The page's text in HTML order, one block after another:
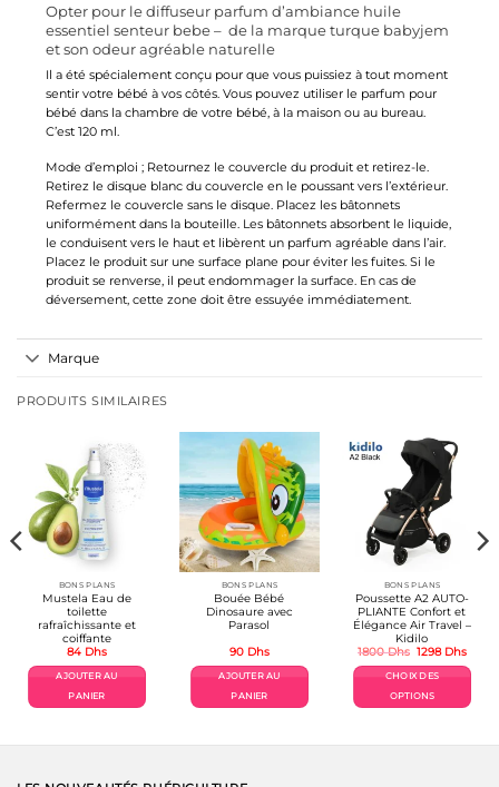
Opter pour le diffuseur parfum d’ambiance huile
essentiel senteur bebe – de la marque turque babyjem
et son odeur agréable naturelle
Il a été spécialement conçu pour que vous puissiez à tout moment
sentir votre bébé à vos côtés. Vous pouvez utiliser le parfum pour
bébé dans la chambre de votre bébé, à la maison ou au bureau.
C’est 120 ml.
Mode d’emploi ; Retournez le couvercle du produit et retirez-le.
Retirez le disque blanc du couvercle en le poussant vers l’extérieur.
Refermez le couvercle sans le disque. Placez les bâtonnets
uniformément dans la bouteille. Les bâtonnets absorbent le liquide,
le conduisent vers le haut et libèrent un parfum agréable dans l’air.
Placez le produit sur une surface plane pour éviter les fuites. Si le
produit se renverse, il peut endommager la surface. En cas de
déversement, cette zone doit être essuyée immédiatement.
Marque
PRODUITS SIMILAIRES
BONS PLANS
Mustela Eau de
toilette
rafraîchissante et
coiffante
84 Dhs
AJOUTER AU
PANIER
BONS PLANS
Bouée Bébé
Dinosaure avec
Parasol
90 Dhs
AJOUTER AU
PANIER
BONS PLANS
Poussette A2 AUTO-
PLIANTE Confort et
Élégance Air Travel –
Kidilo
1800Dhs Le
initial
était :
1800 Dhs.
1298 DhsLe
CHOIX DES
OPTIONS
a